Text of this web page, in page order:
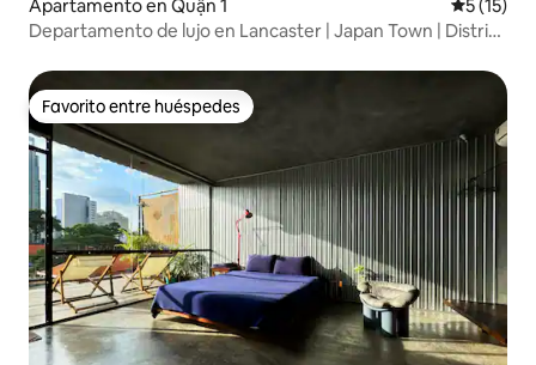
Apartamento en Quận 1
5 (15)
Departamento de lujo en Lancaster | Japan Town | Distrito
Favorito entre huéspedes
Favorito entre huéspedes